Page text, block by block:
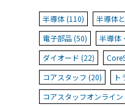
半導体 (110) 半導体
電子部品 (50)
半導体
ダイオード (22)
コアスタッフ (20)
ト
コアスタッフオンライン